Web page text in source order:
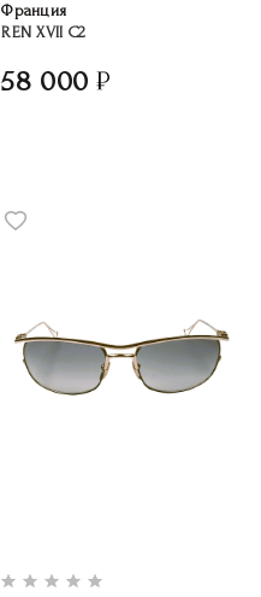
Франция
REN XVII C2
58 000